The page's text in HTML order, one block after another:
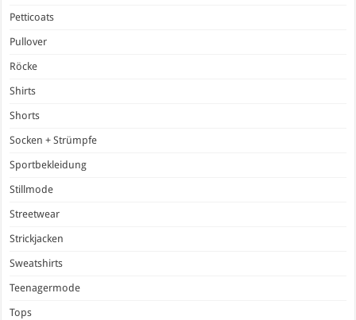
Petticoats
Pullover
Röcke
Shirts
Shorts
Socken + Strümpfe
Sportbekleidung
Stillmode
Streetwear
Strickjacken
Sweatshirts
Teenagermode
Tops